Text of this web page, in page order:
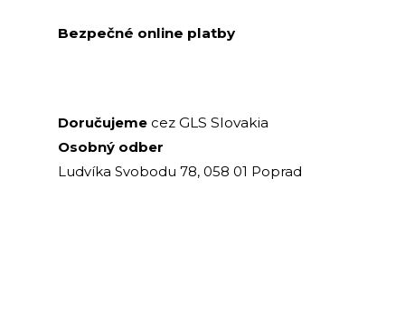
Bezpečné online platby
Doručujeme cez GLS Slovakia
Osobný odber
Ludvíka Svobodu 78, 058 01 Poprad